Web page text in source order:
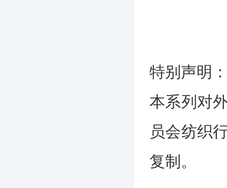
特别声明
本系列对
员会纺织
复制。